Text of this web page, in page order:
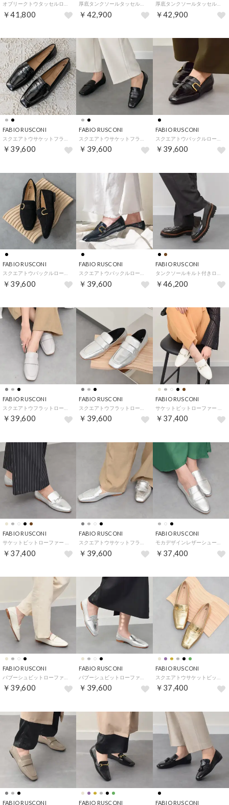
￥41,800 ￥42,900
厚底タンクソールタッセルローファー （ブラック）
￥42,900
FABIO RUSCONI
￥39,600
FABIO RUSCONI
￥39,600
FABIO RUSCONI
￥39,600
FABIO RUSCONI
￥39,600
FABIO RUSCONI
￥39,600
FABIO RUSCONI
￥46,200
FABIO RUSCONI
￥39,600
FABIO RUSCONI
￥39,600
FABIO RUSCONI
￥37,400
FABIO RUSCONI
￥37,400
FABIO RUSCONI
￥39,600
FABIO RUSCONI
￥37,400
FABIO RUSCONI
￥39,600
FABIO RUSCONI
￥39,600
FABIO RUSCONI
￥37,400
FABIO RUSCONI FABIO RUSCONI FABIO RUSCONI